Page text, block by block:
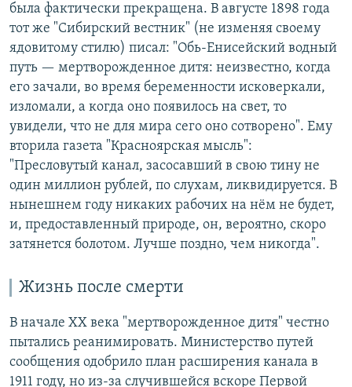
была фактически прекращена. В августе 1898 года
тот же "Сибирский вестник" (не изменяя своему
ядовитому стилю) писал: "Обь-Енисейский водный
путь — мертворожденное дитя: неизвестно, когда
его зачали, во время беременности исковеркали,
изломали, а когда оно появилось на свет, то
увидели, что не для мира сего оно сотворено". Ему
вторила газета "Красноярская мысль":
"Пресловутый канал, засосавший в свою тину не
один миллион рублей, по слухам, ликвидируется. В
нынешнем году никаких рабочих на нём не будет,
и, предоставленный природе, он, вероятно, скоро
затянется болотом. Лучше поздно, чем никогда".
Жизнь после смерти
В начале ХХ века "мертворожденное дитя" честно
пытались реанимировать. Министерство путей
сообщения одобрило план расширения канала в
1911 году, но из-за случившейся вскоре Первой